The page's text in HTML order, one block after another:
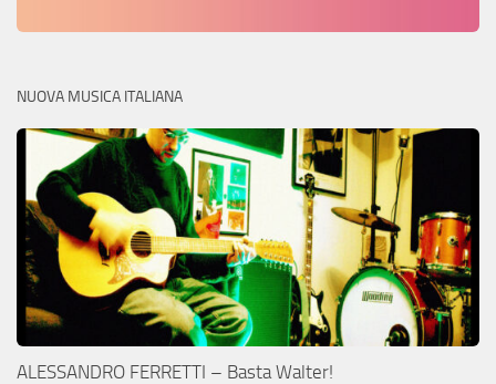
NUOVA MUSICA ITALIANA
ALESSANDRO FERRETTI – Basta Walter!